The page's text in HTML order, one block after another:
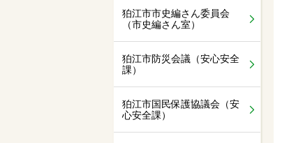
狛江市市史編さん委員会
（市史編さん室）
狛江市防災会議（安心安全
課）
狛江市国民保護協議会（安
心安全課）